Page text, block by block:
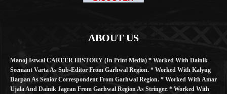
ABOUT US
Manoj Istwal CAREER HISTORY (in Print Media) * Worked With Dainik
Seemant Varta As Sub-Editor From Garhwal Region. * Worked With Kalyug
Darpan As Senior Correspondent From Garhwal Region. * Worked With Amar
Ujala And Dainik Jagran From Garhwal Region As Stringer. * Worked With